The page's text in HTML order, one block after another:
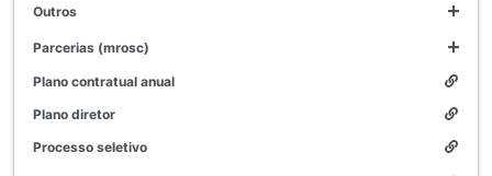
outros
parcerias (mrosc)
plano contratual anual
plano diretor
processo seletivo